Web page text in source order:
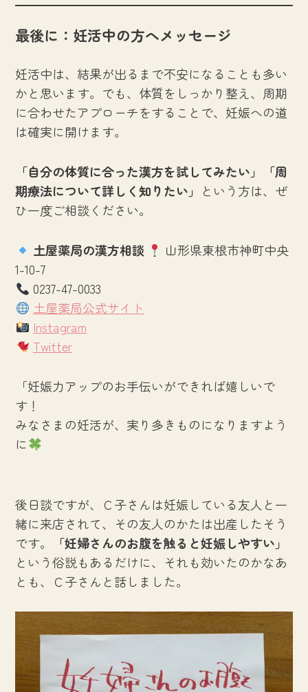
最後に：妊活中の方へメッセージ
妊活中は、結果が出るまで不安になることも多い
かと思います。でも、体質をしっかり整え、周期
に合わせたアプローチをすることで、妊娠への道
は確実に開けます。
「自分の体質に合った漢方を試してみたい」「周
期療法について詳しく知りたい」 という方は、ぜ
ひ一度ご相談ください。
土屋薬局の漢方相談
山形県東根市神町中央
1-10-7
0237-47-0033
土屋薬局公式サイト
Instagram
Twitter
「妊娠力アップのお手伝いができれば嬉しいで
す！
みなさまの妊活が、実り多きものになりますよう
に
後日談ですが、Ｃ子さんは妊娠している友人と一
緒に来店されて、その友人のかたは出産したそう
です。
「妊婦さんのお腹を触ると妊娠しやすい」
という俗説もあるだけに、それも効いたのかなあ
とも、Ｃ子さんと話しました。